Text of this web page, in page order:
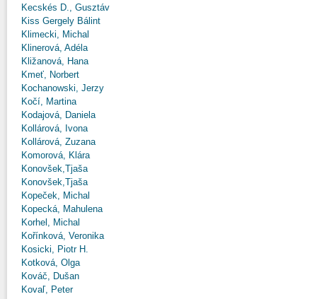
Kecskés D., Gusztáv
Kiss Gergely Bálint
Klimecki, Michal
Klinerová, Adéla
Kližanová, Hana
Kmeť, Norbert
Kochanowski, Jerzy
Kočí, Martina
Kodajová, Daniela
Kollárová, Ivona
Kollárová, Zuzana
Komorová, Klára
Konovšek,Tjaša
Konovšek,Tjaša
Kopeček, Michal
Kopecká, Mahulena
Korhel, Michal
Kořínková, Veronika
Kosicki, Piotr H.
Kotková, Olga
Kováč, Dušan
Kovaľ, Peter